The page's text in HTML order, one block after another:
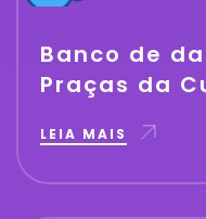
Banco de
Praças da
LEIA MAIS